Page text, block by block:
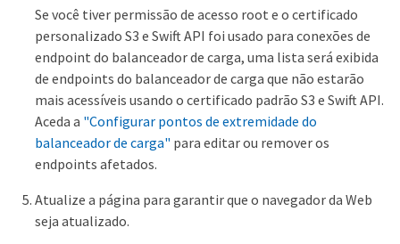
Se você tiver permissão de acesso root e o certificado
personalizado S3 e Swift API foi usado para conexões de
endpoint do balanceador de carga, uma lista será exibida
de endpoints do balanceador de carga que não estarão
mais acessíveis usando o certificado padrão S3 e Swift API.
Aceda a "Configurar pontos de extremidade do
balanceador de carga" para editar ou remover os
endpoints afetados.
Atualize a página para garantir que o navegador da Web
seja atualizado.